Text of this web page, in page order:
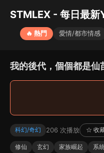
STMLEX - 每日最
🔥 熱門 愛情/都市情感
我的後代，個個都是仙
科幻/奇幻 206 次播放 ☆ 收
修仙 玄幻 家族崛起 系